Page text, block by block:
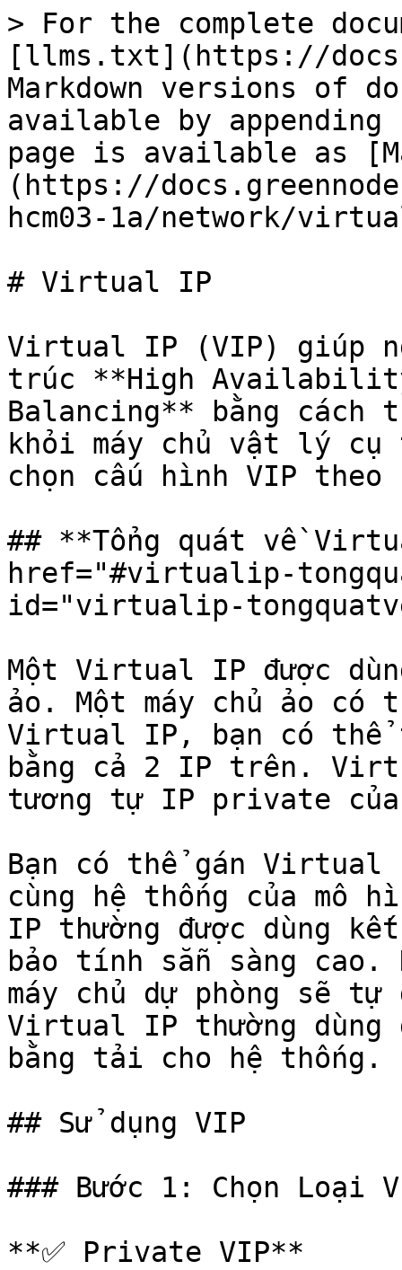
> For the complete
[llms.txt](https://
Markdown versions of
available by
page is available as
(https://
hcm03-1a/network/
# Virtual IP
Virtual IP (VIP) giúp
trúc **High
Balancing** bằng
khỏi máy chủ vật lý
chọn cấu hình VIP theo
## **Tổng quát về
href="#virtualip-
id="virtualip-
Một Virtual IP được
ảo. Một máy chủ ảo
Virtual IP, bạn có thể
bằng cả 2 IP trên.
tương tự IP private của
Bạn có thể gán Virtual
cùng hệ thống của mô
IP thường được dùng
bảo tính sẵn sàng cao.
máy chủ dự phòng sẽ
Virtual IP thường dùng
bằng tải cho hệ thống.
## Sử dụng VIP
### Bước 1: Chọn Loại
**✅ Private VIP**